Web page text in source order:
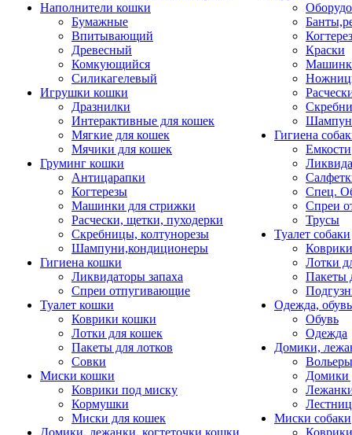
Наполнители кошки
Бумажные
Впитывающий
Древесный
Комкующийся
Силикагелевый
Игрушки кошки
Дразнилки
Интерактивные для кошек
Мягкие для кошек
Мячики для кошек
Груминг кошки
Антицарапки
Когтерезы
Машинки для стрижки
Расчески, щетки, пуходерки
Скребницы, колтунорезы
Шампуни,кондиционеры
Гигиена кошки
Ликвидаторы запаха
Спреи отпугивающие
Туалет кошки
Коврики кошки
Лотки для кошек
Пакеты для лотков
Совки
Миски кошки
Коврики под миску
Кормушки
Миски для кошек
Домики, лежанки, когтеточки кошки
Краски
Гигиена
Емкости
Спец.
Спреи
Трусы
Туалет собаки
Коврики
Лотки
Пакеты
Одежда, обувь
Обувь
Одежда
Домики,
Домики
Миски собаки